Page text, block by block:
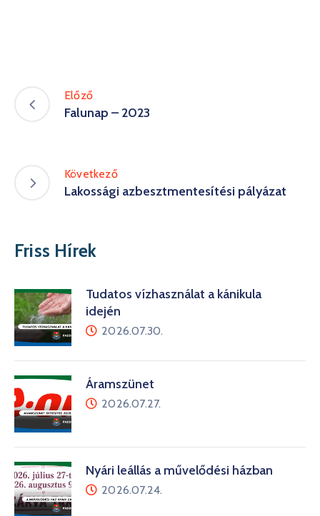
Előző
Falunap – 2023
Következő
Lakossági azbesztmentesítési pályázat
Friss Hírek
Tudatos vízhasználat a kánikula
idején
2026.07.30.
Áramszünet
2026.07.27.
Nyári leállás a művelődési házban
2026.07.24.